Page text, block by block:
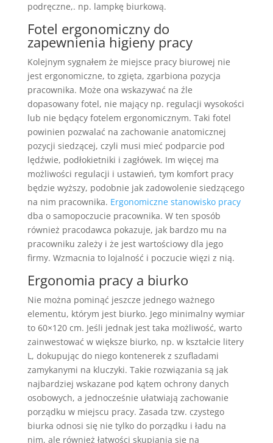
podręczne,. np. lampkę biurkową.
Fotel ergonomiczny do
zapewnienia higieny pracy
Kolejnym sygnałem że miejsce pracy biurowej nie
jest ergonomiczne, to zgięta, zgarbiona pozycja
pracownika. Może ona wskazywać na źle
dopasowany fotel, nie mający np. regulacji wysokości
lub nie będący fotelem ergonomicznym. Taki fotel
powinien pozwalać na zachowanie anatomicznej
pozycji siedzącej, czyli musi mieć podparcie pod
lędźwie, podłokietniki i zagłówek. Im więcej ma
możliwości regulacji i ustawień, tym komfort pracy
będzie wyższy, podobnie jak zadowolenie siedzącego
na nim pracownika. Ergonomiczne stanowisko pracy
dba o samopoczucie pracownika. W ten sposób
również pracodawca pokazuje, jak bardzo mu na
pracowniku zależy i że jest wartościowy dla jego
firmy. Wzmacnia to lojalność i poczucie więzi z nią.
Ergonomia pracy a biurko
Nie można pominąć jeszcze jednego ważnego
elementu, którym jest biurko. Jego minimalny wymiar
to 60×120 cm. Jeśli jednak jest taka możliwość, warto
zainwestować w większe biurko, np. w kształcie litery
L, dokupując do niego kontenerek z szufladami
zamykanymi na kluczyki. Takie rozwiązania są jak
najbardziej wskazane pod kątem ochrony danych
osobowych, a jednocześnie ułatwiają zachowanie
porządku w miejscu pracy. Zasada tzw. czystego
biurka odnosi się nie tylko do porządku i ładu na
nim, ale również łatwości skupiania się na